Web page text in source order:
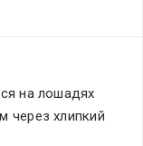
на лошадях
через хлипкий